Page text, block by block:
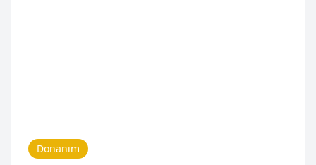
Donanım